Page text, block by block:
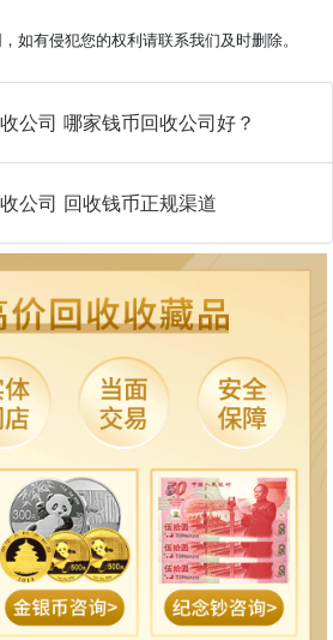
如有侵犯您的权利请联系我们及时删除。
公司 哪家钱币回收公司好？
公司 回收钱币正规渠道